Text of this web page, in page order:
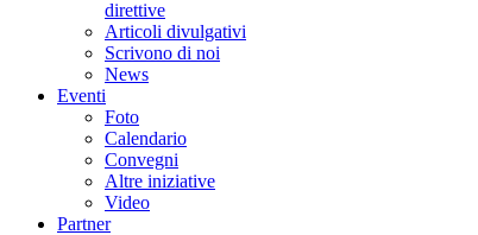
direttive
Articoli divulgativi
Scrivono di noi
News
Eventi
Foto
Calendario
Convegni
Altre iniziative
Video
Partner